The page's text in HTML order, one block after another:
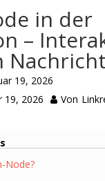
in der
–
19, 2026
19, 2026 Von
Node?